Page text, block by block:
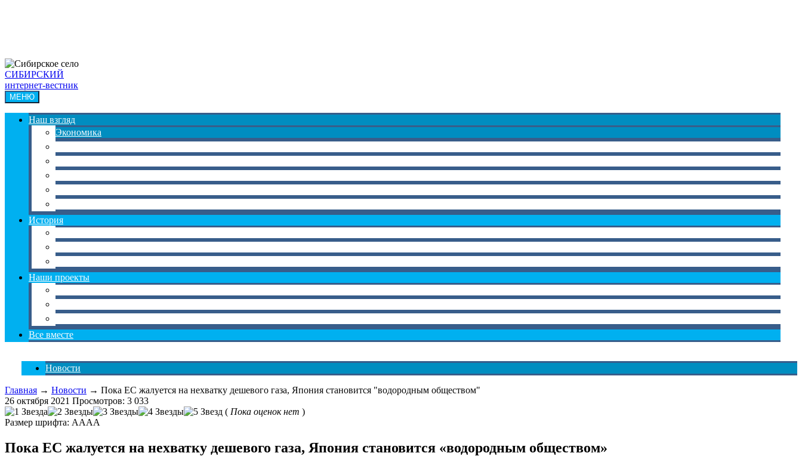
СИБИРСКИЙ
интернет-вестник
МЕНЮ
Наш взгляд
Экономика
История
Наши проекты
Все вместе
Новости
Главная → Новости → Пока ЕС жалуется на нехватку дешевого газа, Япония становится "водородным обществом"
26 октября 2021 Просмотров: 3 033
( Пока оценок нет )
Размер шрифта: AAAA
Пока ЕС жалуется на нехватку дешевого газа, Япония становится «водородным обществом»